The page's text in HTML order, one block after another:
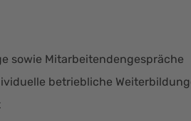
sowie Mitarbeitendengespräche
betriebliche